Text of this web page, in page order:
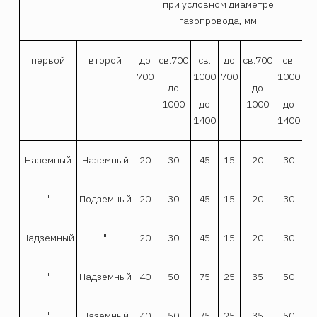
при условном диаметре
газопровода, мм
первой второй
до
700
св.700
до
1000
св.
1000
до
1400
до
700
св.700
до
1000
св.
1000
до
1400
Наземный Наземный 20 30 45 15 20 30
" Подземный 20 30 45 15 20 30
Надземный " 20 30 45 15 20 30
" Надземный 40 50 75 25 35 50